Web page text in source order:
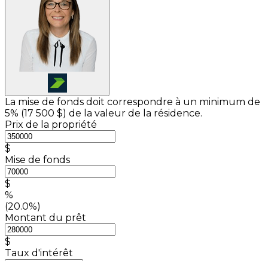
La mise de fonds doit correspondre à un minimum de
5% (17 500 $) de la valeur de la résidence.
Prix de la propriété
$
Mise de fonds
$
%
(20.0%)
Montant du prêt
$
Taux d'intérêt